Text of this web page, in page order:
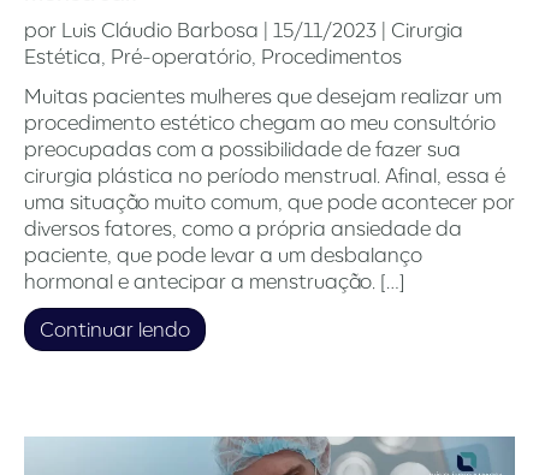
por Luis Cláudio Barbosa | 15/11/2023 | Cirurgia
Estética Pré-operatório Procedimentos
Muitas pacientes mulheres que desejam realizar um
procedimento estético chegam ao meu consultório
preocupadas com a possibilidade de fazer sua
cirurgia plástica no período menstrual. Afinal, essa é
uma situação muito comum, que pode acontecer por
diversos fatores, como a própria ansiedade da
paciente, que pode levar a um desbalanço
hormonal e antecipar a menstruação. […]
Continuar lendo